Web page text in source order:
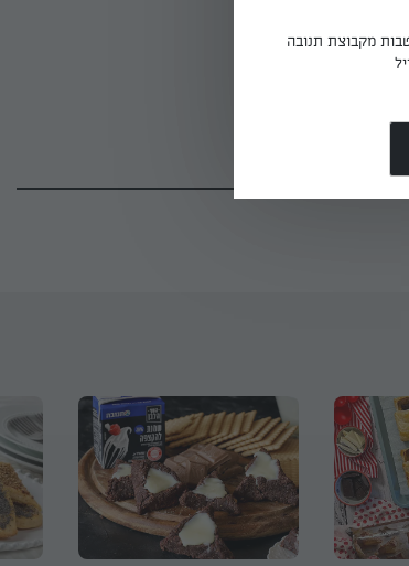
מקבוצת תנובה